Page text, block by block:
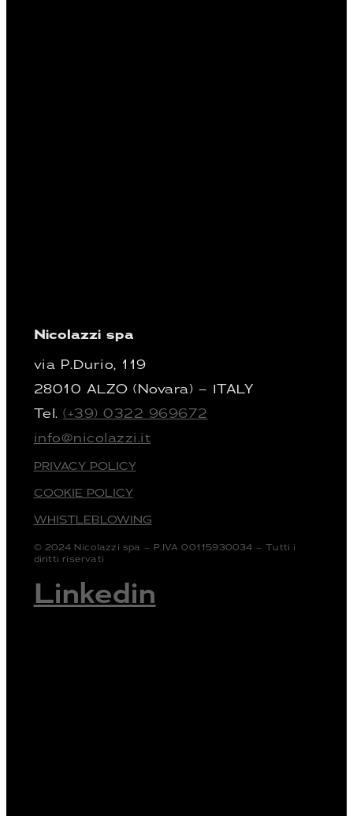
Nicolazzi spa
via P.Durio, 119
28010 ALZO (Novara) – ITALY
Tel.(+39) 0322 969672
info@nicolazzi.it
PRIVACY POLICY
COOKIE POLICY
WHISTLEBLOWING
© 2024 Nicolazzi spa – P.IVA 00115930034 – Tutti i
diritti riservati
Linkedin